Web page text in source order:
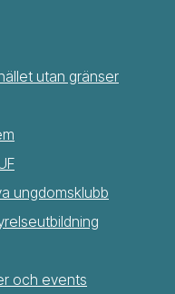
utan gränser
ungdomsklubb
och events